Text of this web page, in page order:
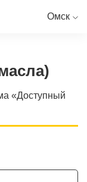
Омск
«Доступный
LADA NISSAN